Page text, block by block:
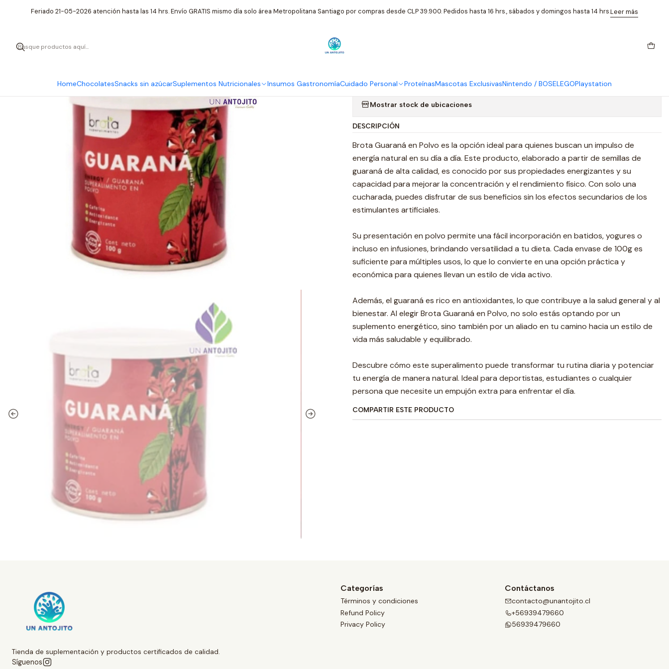
HomeChocolatesSnacks sin azúcarSuplementos Nutricionales Insumos GastronomíaCuidado Personal ProteínasMascotas ExclusivasNintendo / BOSELEGOPlaystation
Feriado 21-05-2026 atención hasta las 14 hrs. Envío GRATIS mismo día solo área Metropolitana Santiago por compras desde CLP 39.900. Pedidos hasta 16 hrs., sábados y domingos hasta 14 hrs.Leer más
Inicio Insumos Gastronomía Brota Guaraná En Polvo 100g - Energía Natural
Mostrar stock de ubicaciones
DESCRIPCIÓN
Brota Guaraná en Polvo es la opción ideal para quienes buscan un impulso de
energía natural en su día a día. Este producto, elaborado a partir de semillas de
guaraná de alta calidad, es conocido por sus propiedades energizantes y su
capacidad para mejorar la concentración y el rendimiento físico. Con solo una
cucharada, puedes disfrutar de sus beneficios sin los efectos secundarios de los
estimulantes artificiales.
Su presentación en polvo permite una fácil incorporación en batidos, yogures o
incluso en infusiones, brindando versatilidad a tu dieta. Cada envase de 100g es
suficiente para múltiples usos, lo que lo convierte en una opción práctica y
económica para quienes llevan un estilo de vida activo.
Además, el guaraná es rico en antioxidantes, lo que contribuye a la salud general y al
bienestar. Al elegir Brota Guaraná en Polvo, no solo estás optando por un
suplemento energético, sino también por un aliado en tu camino hacia un estilo de
vida más saludable y equilibrado.
Descubre cómo este superalimento puede transformar tu rutina diaria y potenciar
tu energía de manera natural. Ideal para deportistas, estudiantes o cualquier
persona que necesite un empujón extra para enfrentar el día.
COMPARTIR ESTE PRODUCTO
Tienda de suplementación y productos certificados de calidad.
Síguenos
Categorías
Términos y condiciones
Refund Policy
Privacy Policy
Contáctanos
contacto@unantojito.cl
+56939479660
56939479660